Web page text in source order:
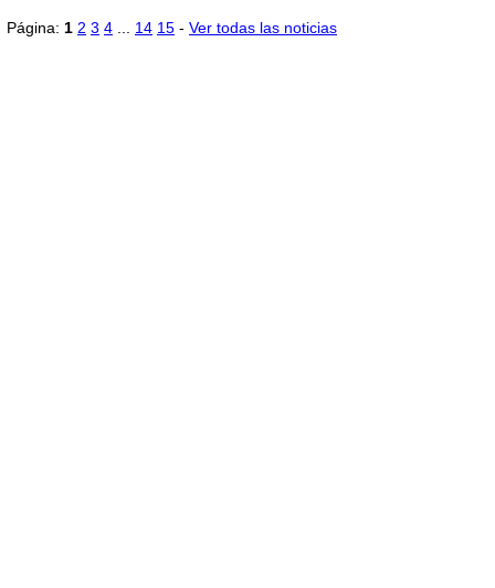
Página: 1 2 3 4 14 15 - Ver todas las noticias